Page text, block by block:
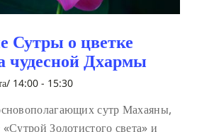
Сутры о цветке
чудесной Дхармы
14:00- 15:30
сутр Махаяны,
«Сутрой Золотистого света» и